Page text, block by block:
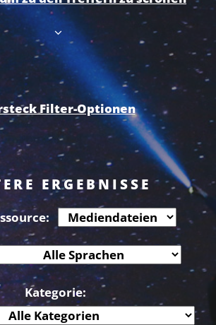
Filter-Optionen
ERGEBNISSE
Kategorie: